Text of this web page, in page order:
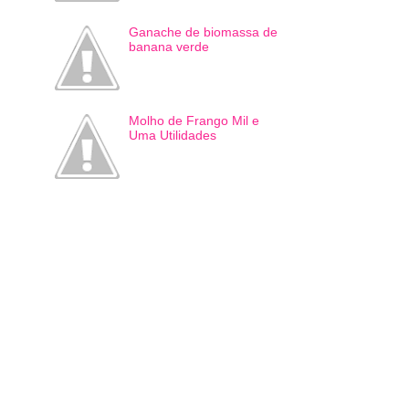
Ganache de biomassa de
banana verde
Molho de Frango Mil e
Uma Utilidades